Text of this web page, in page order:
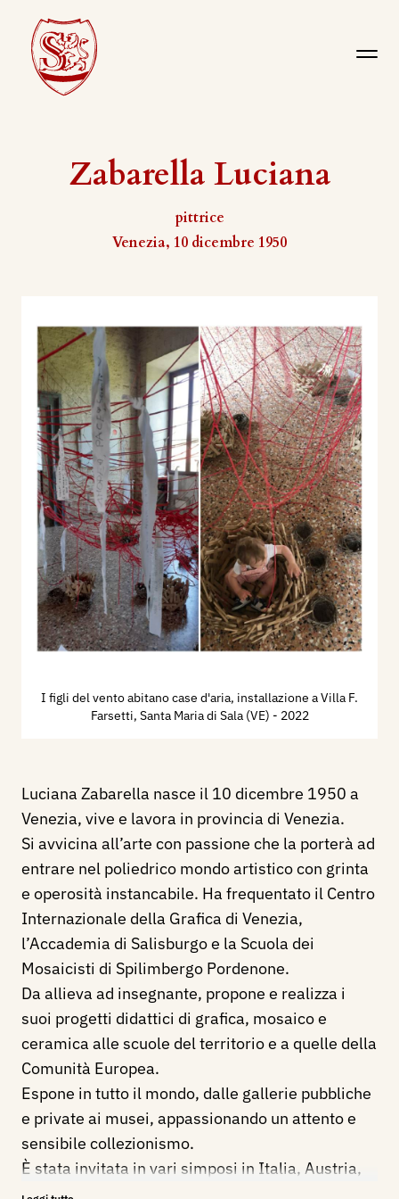
Zabarella Luciana
pittrice
Venezia, 10 dicembre 1950
I figli del vento abitano case d'aria, installazione a Villa F.
Farsetti, Santa Maria di Sala (VE) - 2022
Luciana Zabarella nasce il 10 dicembre 1950 a
Venezia, vive e lavora in provincia di Venezia.
Si avvicina all’arte con passione che la porterà ad
entrare nel poliedrico mondo artistico con grinta
e operosità instancabile. Ha frequentato il Centro
Internazionale della Grafica di Venezia,
l’Accademia di Salisburgo e la Scuola dei
Mosaicisti di Spilimbergo Pordenone.
Da allieva ad insegnante, propone e realizza i
suoi progetti didattici di grafica, mosaico e
ceramica alle scuole del territorio e a quelle della
Comunità Europea.
Espone in tutto il mondo, dalle gallerie pubbliche
e private ai musei, appassionando un attento e
sensibile collezionismo.
È stata invitata in vari simposi in Italia, Austria,
Croazia, Slovenia, Polonia, Egitto; e work in